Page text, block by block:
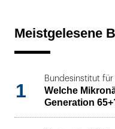
Meistgelesene
1
Bundesinstitut
Welche
Generation